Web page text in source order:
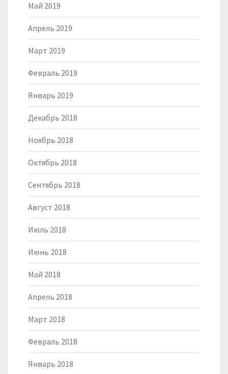
Май 2019
Апрель 2019
Март 2019
Февраль 2019
Январь 2019
Декабрь 2018
Ноябрь 2018
Октябрь 2018
Сентябрь 2018
Август 2018
Июль 2018
Июнь 2018
Май 2018
Апрель 2018
Март 2018
Февраль 2018
Январь 2018